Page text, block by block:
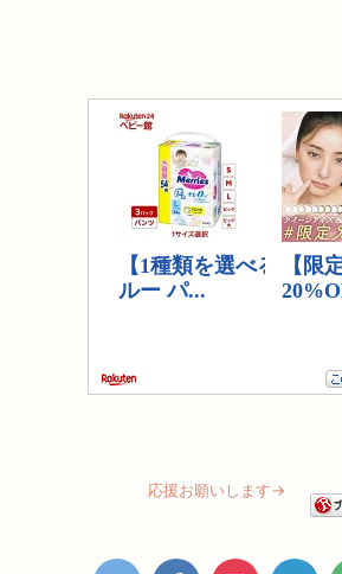
応援お願いします→